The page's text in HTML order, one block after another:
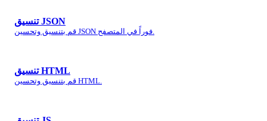
تنسيق JSON
تنسيق HTML
قم بتنسيق وتحسين HTML.